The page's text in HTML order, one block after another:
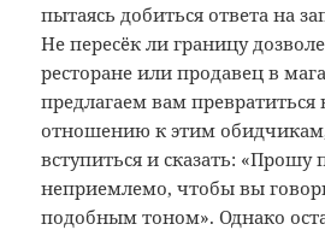
пытаясь добиться ответа на
Не пересёк ли границу
ресторане или продавец в
предлагаем вам превратиться
отношению к этим
вступиться и сказать: «Прошу
неприемлемо, чтобы вы
подобным тоном». Однако